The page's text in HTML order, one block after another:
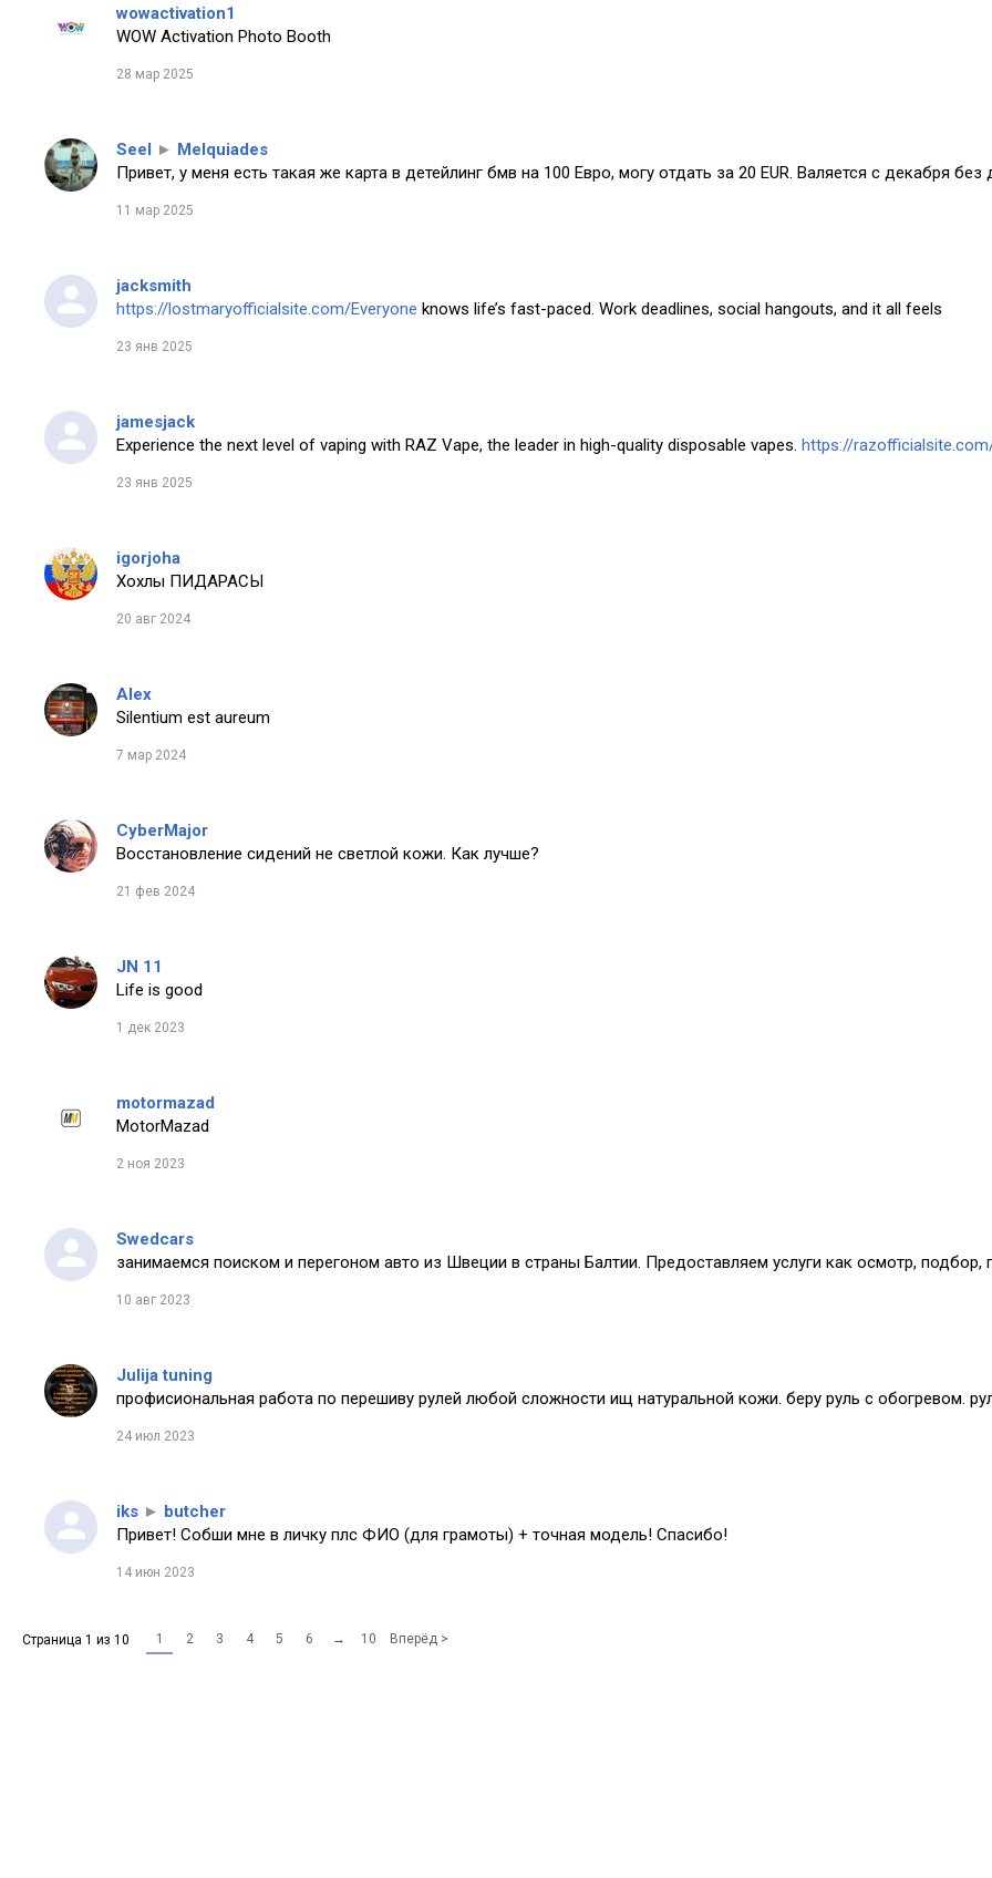
wowactivation1
WOW Activation Photo Booth
28 мар 2025
Seel ► Melquiades
Привет, у меня есть такая же карта в детейлинг бмв на 100 Евро, могу отдать за 20 EUR. Валяется с декабря без
11 мар 2025
jacksmith
https://lostmaryofficialsite.com/Everyone knows life’s fast-paced. Work deadlines, social hangouts, and it all feels
23 янв 2025
jamesjack
Experience the next level of vaping with RAZ Vape, the leader in high-quality disposable vapes. https://
23 янв 2025
igorjoha
Хохлы ПИДАРАСЫ
20 авг 2024
Alex
Silentium est aureum
7 мар 2024
CyberMajor
Восстановление сидений не светлой кожи. Как лучше?
21 фев 2024
JN 11
Life is good
1 дек 2023
motormazad
MotorMazad
2 ноя 2023
Swedcars
занимаемся поиском и перегоном авто из Швеции в страны Балтии. Предоставляем услуги как осмотр, подбор,
10 авг 2023
Julija tuning
профисиональная работа по перешиву рулей любой сложности ищ натуральной кожи. беру руль с обогревом.
24 июл 2023
iks ► butcher
Привет! Собши мне в личку плс ФИО (для грамоты) + точная модель! Спасибо!
14 июн 2023
Страница 1 из 10 1 2 3 4 5 6 → 10 Вперёд >